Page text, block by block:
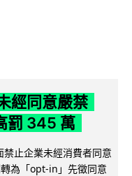
經同意嚴禁
罰 345 萬
止企業未經消費者同意
為「opt-in」先徵同意